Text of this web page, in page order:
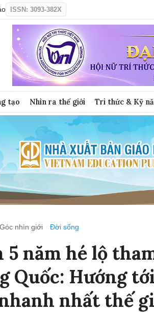
ISSN: 3093-382X
tạo Nhìn ra thế giới Tri thức & Kỹ
Góc nhìn giới Đời sống
5 năm hé lộ
Quốc: Hướng
nhất thế